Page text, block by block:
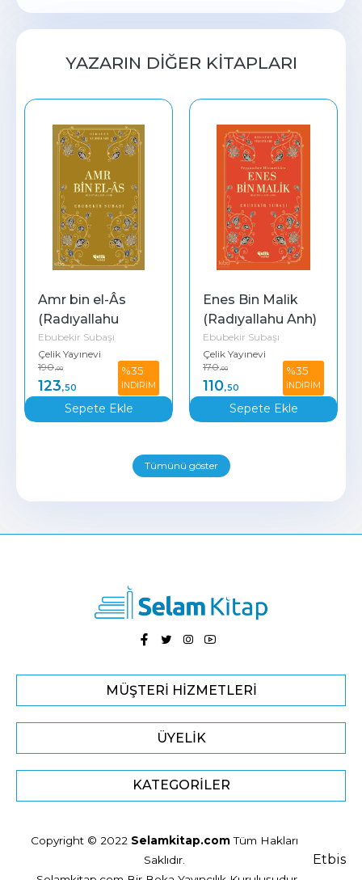
YAZARIN DIĞER KITAPLARI
Sepete Ekle
Amr bin el-Âs
(Radıyallahu
Anh);Hidayet
Yıldızları
Ebubekir Subaşı
Çelik Yayınevi
%35
İNDİRİM
190,00
123,50
Sepete Ekle
Enes Bin Malik
(Radıyallahu Anh)
Peygamber
Hizmetkarı -
Hidayet Yıldızları
Ebubekir Subaşı
Çelik Yayınevi
%35
İNDİRİM
170,00
110,50
Tümünü göster
MÜŞTERI HIZMETLERI
ÜYELIK
KATEGORILER
Copyright © 2022 Selamkitap.comTüm Hakları
Saklıdır.
Etbis